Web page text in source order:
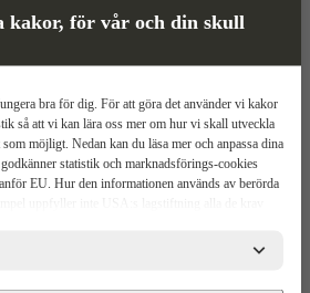
kakor, för vår och din skull
bra för dig. För att göra det använder vi kakor
så att vi kan lära oss mer om hur vi skall utveckla
möjligt. Nedan kan du läsa mer och anpassa dina
statistik och marknadsförings-cookies
EU. Hur den informationen används av berörda
uppfyller inte USA:s lagstiftning alla de krav
De berörda bolagen måste lämna över uppgifter till
i USA om de får en sådan begäran. Det kan dock